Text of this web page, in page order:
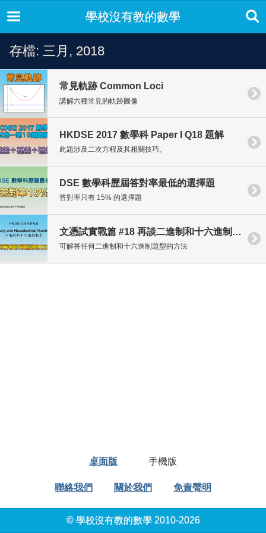
學校沒有教的數學
存檔: 三月, 2018
常見軌跡 Common Loci
講解六種常見的軌跡圖像
HKDSE 2017 數學科 Paper I Q18 題解
此題涉及二次方程及其相關技巧。
DSE 數學科歷屆答對率最低的選擇題
答對率只有 15% 的選擇題
文憑試實戰篇 #18 再談二進制和十六進制數字
可解答任何二進制和十六進制題型的方法
桌面版 手機版
聯絡我們 關於我們 免責聲明
© 學校沒有教的數學 2010-2026